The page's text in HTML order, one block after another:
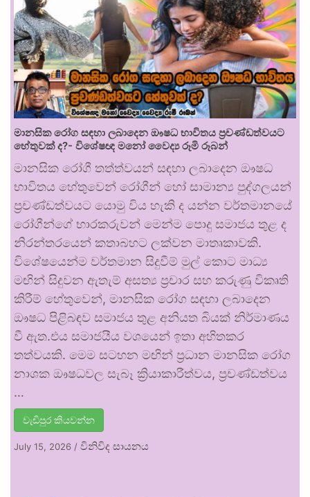
මානසික රෝග සඳහා ලබාදෙන ඖෂධ භාවිතය ප්‍රචණ්ඩත්වයට
හේතුවක් ද?- විශේෂඥ මනෝ වෛද්‍ය රූමි රූබන්
මානසික රෝගී තත්ත්වයන් සඳහා ලබාදෙන ඖෂධ
භාවිතය හේතුවෙන් රෝගීන් හෝ සාමාන්‍ය පුද්ගලයන්
ප්‍රචණ්ඩත්වයට යොමු විය හැකි ද යන්න වර්තමානයේ
රෝගීන්ගේ භාරකරුවන් මෙන්ම පොදු සමාජය තුළ ද
නිරන්තරයෙන් කතාබහට ලක්වන මාතෘකාවකි.
විශේෂයෙන්ම වර්තමාන සිදුවීම් මුල් කොට මාධ්‍ය
මඟින් සිදුවන ඇතැම් අසත්‍ය ප්‍රචාර සහ කරුණු විකෘති
කිරීම් හේතුවෙන්, මානසික රෝග සඳහා ලබාදෙන
ඖෂධ පිළිබඳව සමාජය තුළ අනියත බියක් නිර්මාණය
වී ඇත.එය සමාජයීය වශයෙන් ඉතා අහිතකර
තත්වයකි. මෙම සටහන මඟින් ප්‍රධාන මානසික රෝග
නාශක ඖෂධවල සැබෑ ක්‍රියාකාරීත්වය, ප්‍රචණ්ඩත්වය
…
වැඩිපුර කියවන්න
July 15, 2026 / විනිවිද සායනය